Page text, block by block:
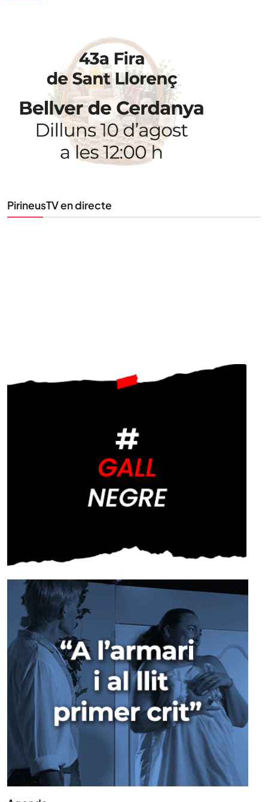
PirineusTV en directe
Tota l’actualitat, seleccionada i enviada directament
al teu correu. Subscriu-te al nostre butlletí i segueix
la informació que importa.
SUBSCRIU-TE